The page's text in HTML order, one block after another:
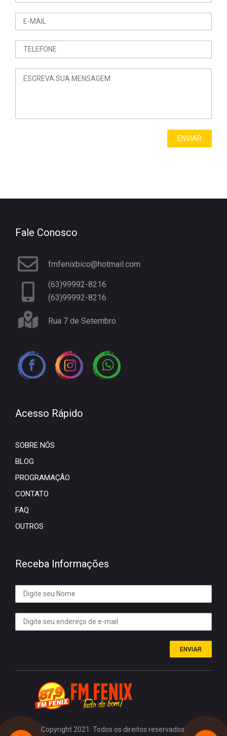
Fale Conosco
fmfenixbico@hotmail.com
(63)99992-8216
(63)99992-8216
Rua 7 de Setembro
Acesso Rápido
SOBRE NÓS
BLOG
PROGRAMAÇÃO
CONTATO
FAQ
OUTROS
Receba Informações
ENVIAR
Copyright 2021. Todos os direitos reservados.